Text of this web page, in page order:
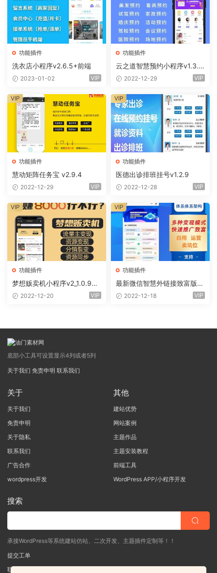
功能插件
洗衣店小程序v2.6.5+前端
2023-01-02 VIP
功能插件
云之道智慧预约小程序v1.3.0
+前端2022-12-29 VIP
功能插件
慧动矩阵任务宝 v2.9.4
2022-12-29 VIP
VIP
功能插件
医德出诊排班挂号v1.2.9
2022-12-28 VIP
VIP
功能插件
梦想贩卖机小程序v2_1.0.96
+全插件（线传）
2022-12-20 VIP
VIP
功能插件
最新微信智慧外链接致富版小
程序（前端+全插件)
2022-12-18 VIP
VIP
底部小工具可设置显示4列或者5列
关于我们 免责申明 联系我们
关于
关于我们
免责申明
关于隐私
联系我们
广告合作
wordpress开发
其他
建站优势
网站案例
主题作品
主题安装教程
前端工具
WordPress APP/小程序开发
搜索
承接WordPress等系统建站仿站、二次开发、主题插件定制等！！
提交工单
联系客服